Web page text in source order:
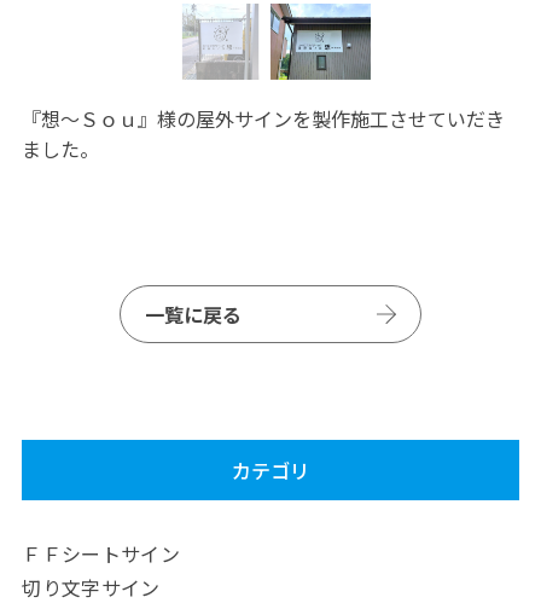
『想～Ｓｏｕ』様の屋外サインを製作施工させていだき
ました。
一覧に戻る
カテゴリ
ＦＦシートサイン
切り文字サイン